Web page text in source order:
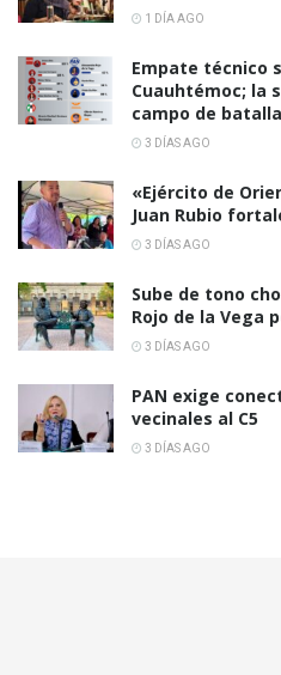
1 DÍA AGO
Empate técnico
Cuauhtémoc; la
campo de batalla
3 DÍAS AGO
«Ejército de
Juan Rubio
3 DÍAS AGO
Sube de tono
Rojo de la Vega
3 DÍAS AGO
PAN exige
vecinales al C5
3 DÍAS AGO